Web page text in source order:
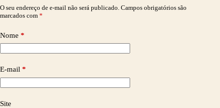
O seu endereço de e-mail não será publicado. Campos obrigatórios são
marcados com *
Nome *
E-mail *
Site